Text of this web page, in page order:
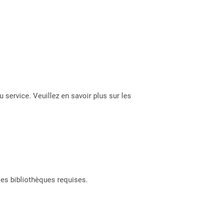
service. Veuillez en savoir plus sur les
bibliothèques requises.